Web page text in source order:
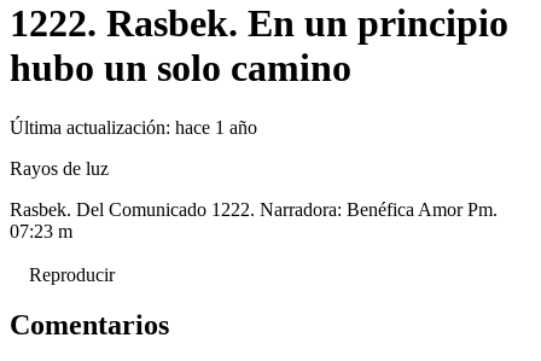
1222. Rasbek. En un principio
hubo un solo camino
Última actualización: hace 1 año
Rayos de luz
Rasbek. Del Comunicado 1222. Narradora: Benéfica Amor Pm.
07:23 m
Reproducir
Comentarios